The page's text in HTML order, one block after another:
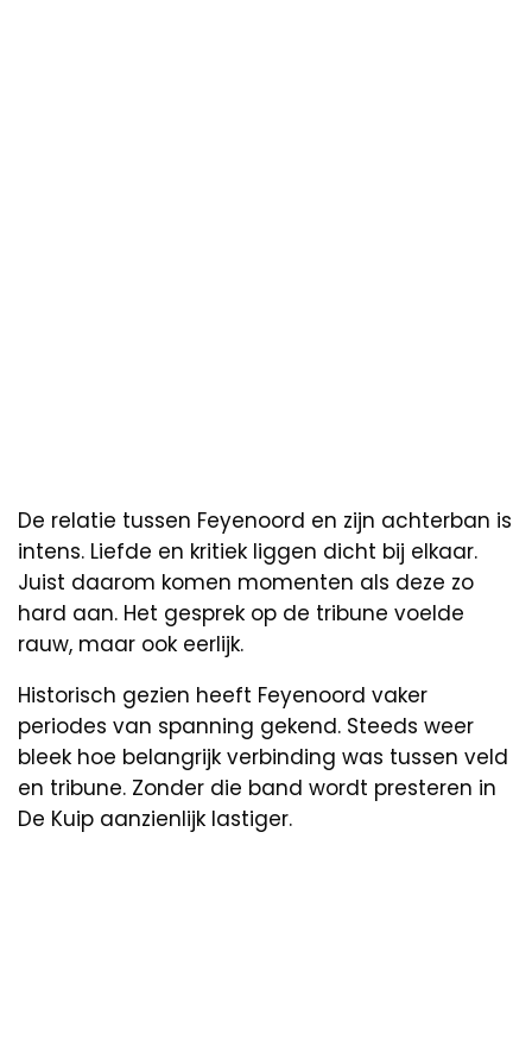
De relatie tussen Feyenoord en zijn achterban is
intens. Liefde en kritiek liggen dicht bij elkaar.
Juist daarom komen momenten als deze zo
hard aan. Het gesprek op de tribune voelde
rauw, maar ook eerlijk.
Historisch gezien heeft Feyenoord vaker
periodes van spanning gekend. Steeds weer
bleek hoe belangrijk verbinding was tussen veld
en tribune. Zonder die band wordt presteren in
De Kuip aanzienlijk lastiger.